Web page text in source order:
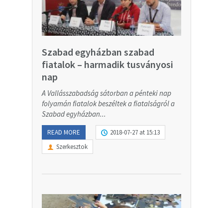
Szabad egyházban szabad
fiatalok – harmadik tusványosi
nap
A Vallásszabadság sátorban a pénteki nap
folyamán fiatalok beszéltek a fiatalságról a
Szabad egyházban...
READ MORE
2018-07-27 at 15:13
Szerkesztok